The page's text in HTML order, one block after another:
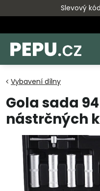
Slevový
Vybavení dílny
Gola sada
nástrčných